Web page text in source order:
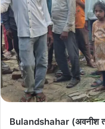
Bulandshahar (अवनीश